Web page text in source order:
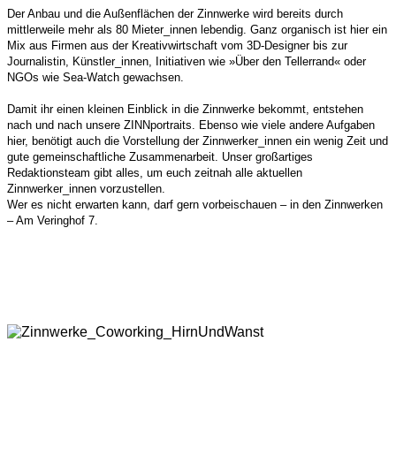
Der Anbau und die Außenflächen der Zinnwerke wird bereits durch
mittlerweile mehr als 80 Mieter_innen lebendig. Ganz organisch ist hier ein
Mix aus Firmen aus der Kreativwirtschaft vom 3D-Designer bis zur
Journalistin, Künstler_innen, Initiativen wie »Über den Tellerrand« oder
NGOs wie Sea-Watch gewachsen.
Damit ihr einen kleinen Einblick in die Zinnwerke bekommt, entstehen
nach und nach unsere ZINNportraits. Ebenso wie viele andere Aufgaben
hier, benötigt auch die Vorstellung der Zinnwerker_innen ein wenig Zeit und
gute gemeinschaftliche Zusammenarbeit. Unser großartiges
Redaktionsteam gibt alles, um euch zeitnah alle aktuellen
Zinnwerker_innen vorzustellen.
Wer es nicht erwarten kann, darf gern vorbeischauen – in den Zinnwerken
– Am Veringhof 7.